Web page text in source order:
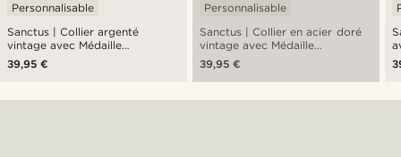
Sanctus | Collier argenté
vintage avec Médaille
Miraculeuse
Personnalisable
39,95 €
Sanctus | Collier en acier doré
vintage avec Médaille
Miraculeuse
Personnalisable
39,95 €